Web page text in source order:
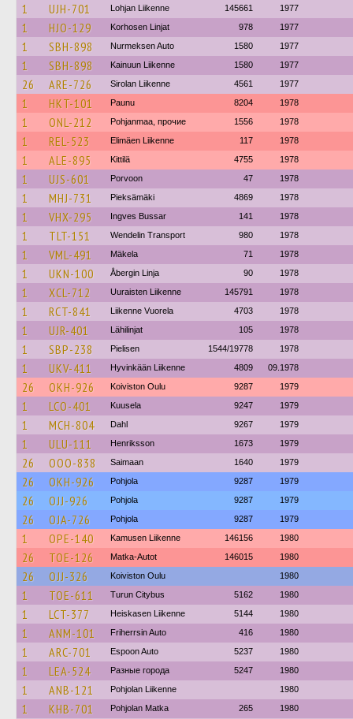
1 UJH-701 Lohjan Liikenne 145661 1977
1 HJO-129 Korhosen Linjat 978 1977
1 SBH-898 Nurmeksen Auto 1580 1977
1 SBH-898 Kainuun Liikenne 1580 1977
26 ARE-726 Sirolan Liikenne 4561 1977
1 HKT-101 Paunu 8204 1978
1 ONL-212 Pohjanmaa, прочие 1556 1978
1 REL-523 Elimäen Liikenne 117 1978
1 ALE-895 Kittilä 4755 1978
1 UJS-601 Porvoon 47 1978
1 MHJ-731 Pieksämäki 4869 1978
1 VHX-295 Ingves Bussar 141 1978
1 TLT-151 Wendelin Transport 980 1978
1 VML-491 Mäkela 71 1978
1 UKN-100 Åbergin Linja 90 1978
1 XCL-712 Uuraisten Liikenne 145791 1978
1 RCT-841 Liikenne Vuorela 4703 1978
1 UJR-401 Lähilinjat 105 1978
1 SBP-238 Pielisen 1544/19778 1978
1 UKV-411 Hyvinkään Liikenne 4809 09.1978
26 OKH-926 Koiviston Oulu 9287 1979
1 LCO-401 Kuusela 9247 1979
1 MCH-804 Dahl 9267 1979
1 ULU-111 Henriksson 1673 1979
26 OOO-838 Saimaan 1640 1979
26 OKH-926 Pohjola 9287 1979
26 OJJ-926 Pohjola 9287 1979
26 OJA-726 Pohjola 9287 1979
1 OPE-140 Kamusen Liikenne 146156 1980
26 TOE-126 Matka-Autot 146015 1980
26 OJJ-326 Koiviston Oulu 1980
1 TOE-611 Turun Citybus 5162 1980
1 LCT-377 Heiskasen Liikenne 5144 1980
1 ANM-101 Friherrsin Auto 416 1980
1 ARC-701 Espoon Auto 5237 1980
1 LEA-524 Разные города 5247 1980
1 ANB-121 Pohjolan Liikenne 1980
1 KHB-701 Pohjolan Matka 265 1980